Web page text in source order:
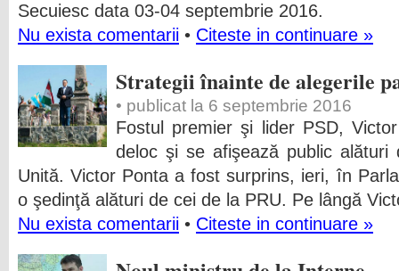
Secuiesc data 03-04 septembrie 2016.
Nu exista comentarii • Citeste in continuare »
Strategii înainte de alegerile
• publicat la 6 septembrie 2016
Fostul premier şi lider PSD,
deloc şi se afişează public alături
Unită. Victor Ponta a fost surprins, ieri, în
o şedinţă alături de cei de la PRU. Pe lângă
Nu exista comentarii • Citeste in continuare »